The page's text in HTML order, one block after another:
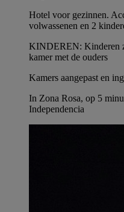
Hotel voor gezinnen.
volwassenen en 2
KINDEREN: Kinderen
kamer met de ouders
Kamers aangepast en
In Zona Rosa, op 5
Independencia